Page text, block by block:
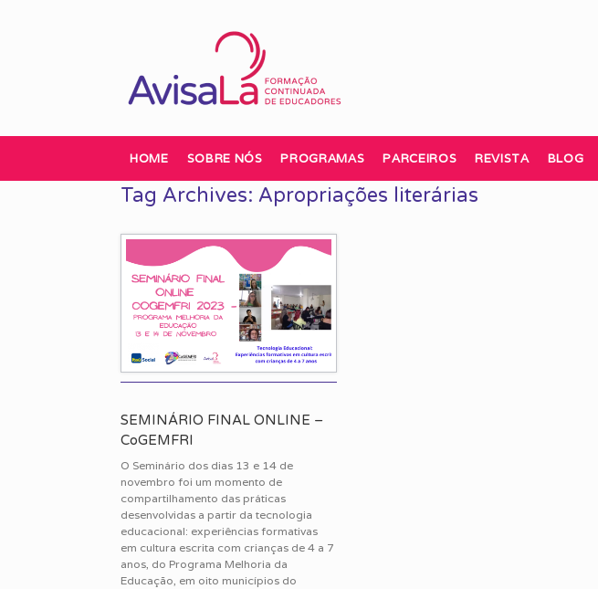
HOME SOBRE NÓS PROGRAMAS PARCEIROS REVISTA BLOG
Tag Archives: Apropriações literárias
SEMINÁRIO FINAL ONLINE –
CoGEMFRI
O Seminário dos dias 13 e 14 de
novembro foi um momento de
compartilhamento das práticas
desenvolvidas a partir da tecnologia
educacional: experiências formativas
em cultura escrita com crianças de 4 a 7
anos, do Programa Melhoria da
Educação, em oito municípios do